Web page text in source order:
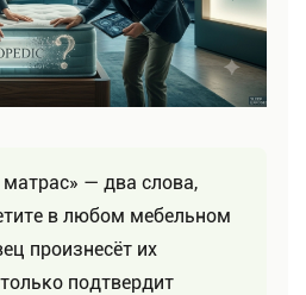
— два слова,
в любом мебельном
произнесёт их
подтвердит